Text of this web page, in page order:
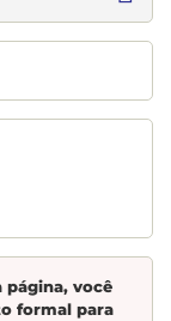
página, você
formal para